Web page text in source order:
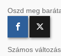
Oszd meg
Számos